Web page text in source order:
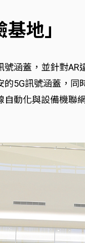
地」
涵蓋，並針對
5G訊號涵蓋，
動化與設備機聯